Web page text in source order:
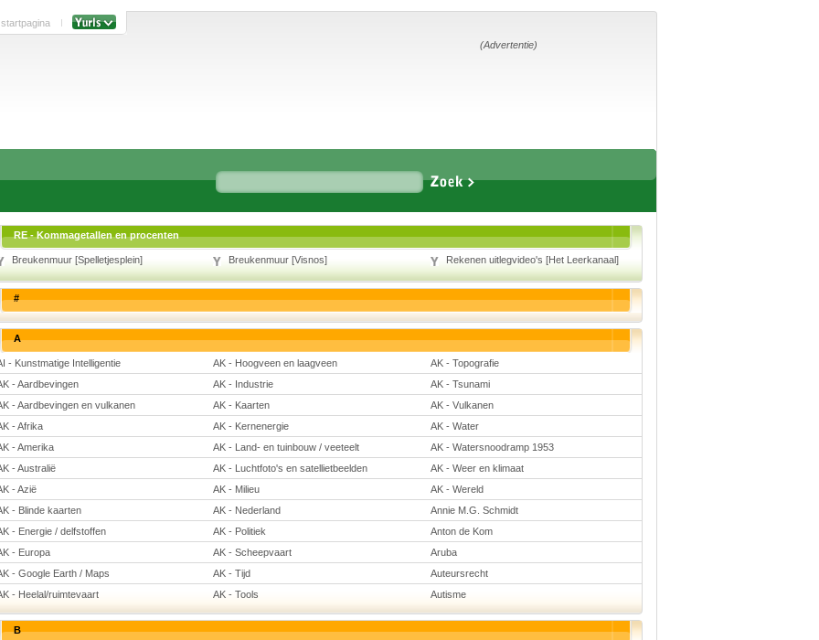
(Advertentie)
RE - Kommagetallen en procenten
Breukenmuur [Spelletjesplein] Breukenmuur [Visnos] Rekenen uitlegvideo's [Het Leerkanaal]
#
A
- Kunstmatige Intelligentie AK - Hoogveen en laagveen
AK - Topografie
- Aardbevingen
AK - Industrie
AK - Tsunami
- Aardbevingen en vulkanen
AK - Kaarten
AK - Vulkanen
- Afrika
AK - Kernenergie
AK - Water
- Amerika
AK - Land- en tuinbouw / veeteelt
AK - Watersnoodramp 1953
- Australië
AK - Luchtfoto's en satellietbeelden
AK - Weer en klimaat
- Azië
AK - Milieu
AK - Wereld
- Blinde kaarten
AK - Nederland
Annie M.G. Schmidt
- Energie / delfstoffen
AK - Politiek
Anton de Kom
- Europa
AK - Scheepvaart
Aruba
- Google Earth / Maps
AK - Tijd
Auteursrecht
- Heelal/ruimtevaart
AK - Tools Autisme
B